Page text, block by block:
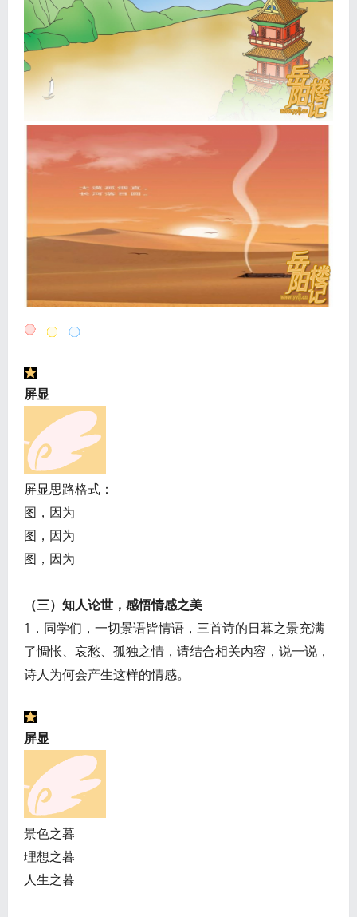
屏显
屏显思路格式：
图，因为
图，因为
图，因为
（三）知人论世，感悟情感之美
1．同学们，一切景语皆情语，三首诗的日暮之景充满
了惆怅、哀愁、孤独之情，请结合相关内容，说一说，
诗人为何会产生这样的情感。
屏显
景色之暮
理想之暮
人生之暮